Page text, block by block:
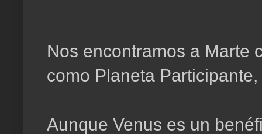
Nos encontramos a Marte
como Planeta
Aunque Venus es un